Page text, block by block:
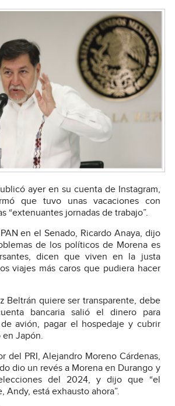
ayer en su cuenta de Instagram,
que tuvo unas vacaciones con
“extenuantes jornadas de trabajo”.
en el Senado, Ricardo Anaya, dijo
de los políticos de Morena es
dicen que viven en la justa
viajes más caros que pudiera hacer
Beltrán quiere ser transparente, debe
bancaria salió el dinero para
avión, pagar el hospedaje y cubrir
en Japón.
del PRI, Alejandro Moreno Cárdenas,
dio un revés a Morena en Durango y
del 2024, y dijo que “el
Andy, está exhausto ahora”.